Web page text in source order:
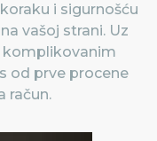
i sigurnošću
vašoj strani. Uz
komplikovanim
od prve procene
račun.